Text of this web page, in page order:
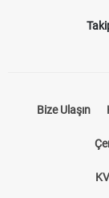
Bize Ulaşın